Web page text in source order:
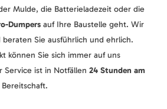
Mulde, die Batterieladezeit oder die
Dumpers auf Ihre Baustelle geht. Wir
Sie ausführlich und ehrlich.
können Sie sich immer auf uns
Service ist in Notfällen 24 Stunden am